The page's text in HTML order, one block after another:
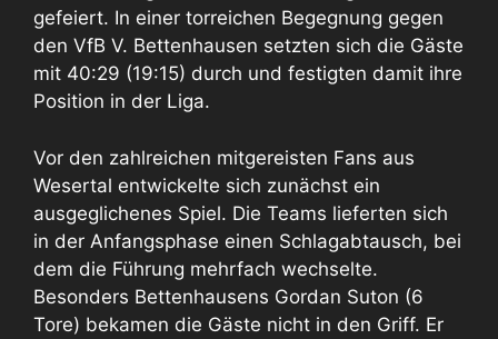
gefeiert. In einer torreichen Begegnung gegen
den VfB V. Bettenhausen setzten sich die Gäste
mit 40:29 (19:15) durch und festigten damit ihre
Position in der Liga.
Vor den zahlreichen mitgereisten Fans aus
Wesertal entwickelte sich zunächst ein
ausgeglichenes Spiel. Die Teams lieferten sich
in der Anfangsphase einen Schlagabtausch, bei
dem die Führung mehrfach wechselte.
Besonders Bettenhausens Gordan Suton (6
Tore) bekamen die Gäste nicht in den Griff. Er